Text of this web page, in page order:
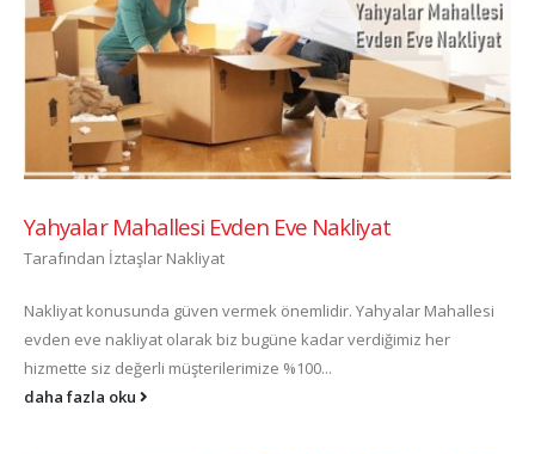
Yahyalar Mahallesi Evden Eve Nakliyat
Tarafından İztaşlar Nakliyat
Nakliyat konusunda güven vermek önemlidir. Yahyalar Mahallesi
evden eve nakliyat olarak biz bugüne kadar verdiğimiz her
hizmette siz değerli müşterilerimize %100...
daha fazla oku